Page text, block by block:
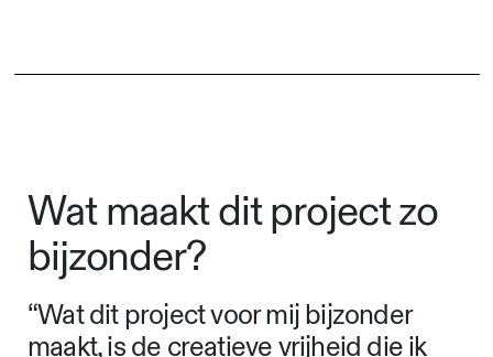
Wat maakt dit project zo
bijzonder?
“Wat dit project voor mij bijzonder
maakt, is de creatieve vrijheid die ik